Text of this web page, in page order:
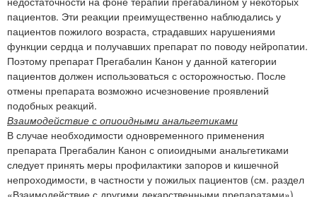
пациентов. Эти реакции преимущественно наблюдались у
пациентов пожилого возраста, страдавших нарушениями
функции сердца и получавших препарат по поводу нейропатии.
Поэтому препарат Прегабалин Канон у данной категории
пациентов должен использоваться с осторожностью. После
отмены препарата возможно исчезновение проявлений
подобных реакций.
Взаимодействие с опиоидными анальгетиками
В случае необходимости одновременного применения
препарата Прегабалин Канон с опиоидными анальгетиками
следует принять меры профилактики запоров и кишечной
непроходимости, в частности у пожилых пациентов (см. раздел